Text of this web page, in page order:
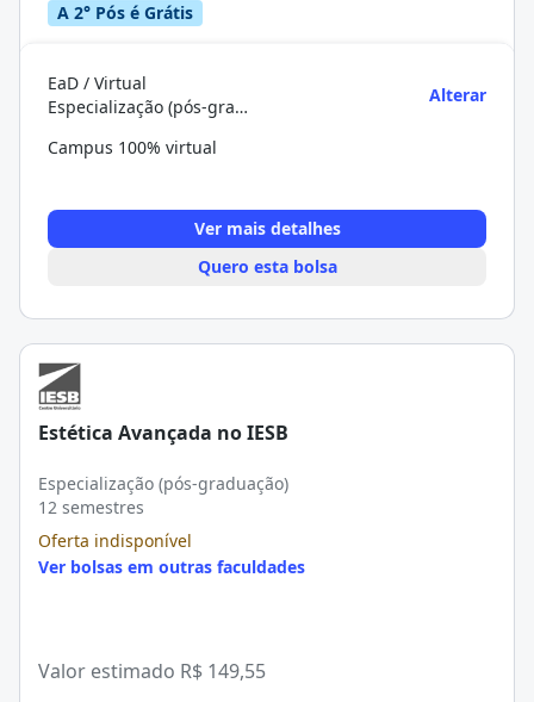
A 2° Pós é Grátis
EaD / Virtual
Especialização (pós-graduação)
Alterar
Campus 100% virtual
Ver mais detalhes
Quero esta bolsa
Estética Avançada no IESB
Especialização (pós-graduação)
12 semestres
Oferta indisponível
Ver bolsas em outras faculdades
Valor estimado R$ 149,55